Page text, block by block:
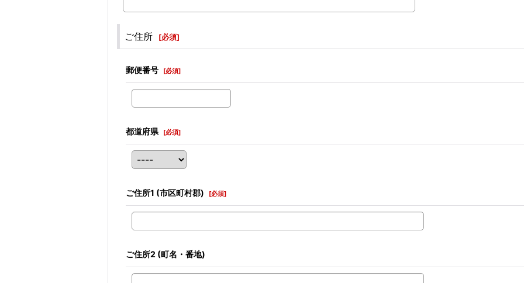
ご住所 [必須]
郵便番号 [必須]
都道府県 [必須]
ご住所1 (市区町村郡) [必須]
ご住所2 (町名・番地)